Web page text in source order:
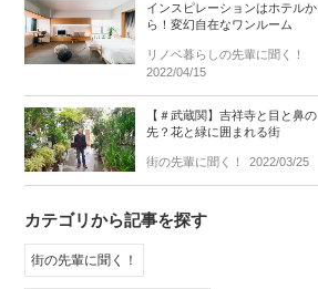
インスピレーションはホテルか
ら！変幻自在なワンルーム
リノベ暮らしの先輩に聞く！
2022/04/15
【＃武蔵関】吉祥寺と目と鼻の
先？花と緑に囲まれる街
街の先輩に聞く！ 2022/03/25
カテゴリから記事を探す
街の先輩に聞く！